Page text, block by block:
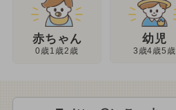
赤ちゃん
0歳1歳2歳
幼児
3歳4歳5歳